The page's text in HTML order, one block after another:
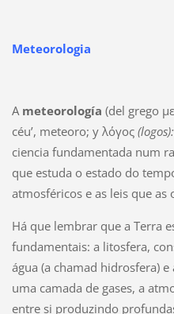
Meteorologia
A meteorología (del grego
céu’, meteoro; y λόγος (logos):
ciencia fundamentada num
que estuda o estado do
atmosféricos e as leis que as
Há que lembrar que a Terra
fundamentais: a litosfera,
água (a chamad hidrosfera)
uma camada de gases, a
entre si produzindo